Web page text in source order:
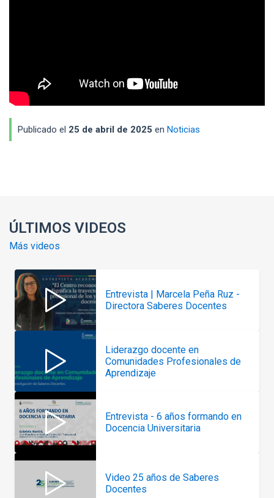
Publicado el 25 de abril de 2025 en Noticias
ÚLTIMOS VIDEOS
Más videos
Entrevista | Marcela Peña Ruz -
Directora Saberes Docentes
Liderazgo docente en
Comunidades Profesionales de
Aprendizaje
Entrevista - 6 años formando en
Docencia Universitaria
Video 25 años de Saberes
Docentes